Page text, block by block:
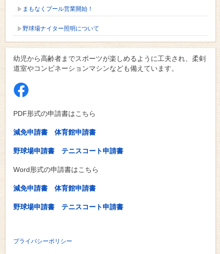
まもなくプール営業開始！
野球場ナイター照明について
幼児から高齢者までスポーツが楽しめるように工夫され、柔剣
道室やコンビネーションマシンなども備えています。
PDF形式の申請書はこちら
減免申請書 体育館申請書
野球場申請書 テニスコート申請書
Word形式の申請書はこちら
減免申請書 体育館申請書
野球場申請書 テニスコート申請書
プライバシーポリシー